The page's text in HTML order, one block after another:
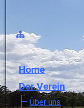
Home
Der Verein
Über uns